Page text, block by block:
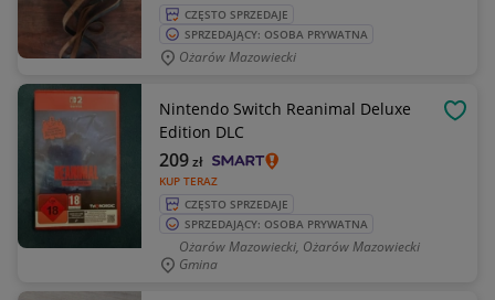
CZĘSTO SPRZEDAJE
SPRZEDAJĄCY: OSOBA PRYWATNA
Ożarów Mazowiecki
Nintendo Switch Reanimal Deluxe
Edition DLC
KUP TERAZ
209zł
CZĘSTO SPRZEDAJE
SPRZEDAJĄCY: OSOBA PRYWATNA
Ożarów Mazowiecki, Ożarów Mazowiecki
Gmina